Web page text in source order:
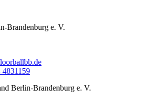
Brandenburg e. V.
4831159
Berlin-Brandenburg e. V.